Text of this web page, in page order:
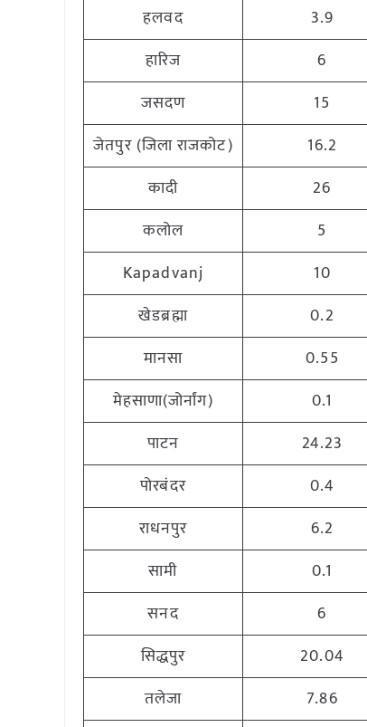
हलवद
3.9
हारिज
6
जसदण
15
जेतपुर (जिला राजकोट)
16.2
कादी
26
कलोल
5
Kapadvanj
10
खेडब्रह्मा
0.2
मानसा
0.55
मेहसाणा(जोर्नांग)
0.1
पाटन
24.23
पोरबंदर
0.4
राधनपुर
6.2
सामी
0.1
सनद
6
सिद्धपुर
20.04
तलेजा
7.86